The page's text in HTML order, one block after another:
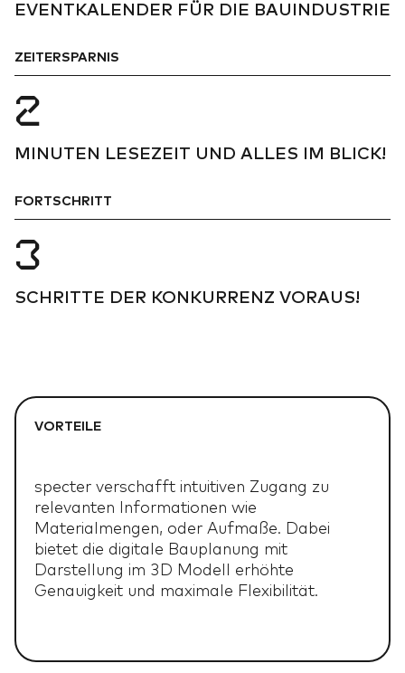
EVENTKALENDER FÜR DIE BAUINDUSTRIE
ZEITERSPARNIS
2
MINUTEN LESEZEIT UND ALLES IM BLICK!
FORTSCHRITT
3
SCHRITTE DER KONKURRENZ VORAUS!
VORTEILE
specter verschafft intuitiven Zugang zu
relevanten Informationen wie
Materialmengen, oder Aufmaße. Dabei
bietet die digitale Bauplanung mit
Darstellung im 3D Modell erhöhte
Genauigkeit und maximale Flexibilität.
SOFTWARE
SOFTWARE
KUNDENSTIMMEN
KUNDENSTIMMEN
06
ÜBER UNS
ÜBER UNS